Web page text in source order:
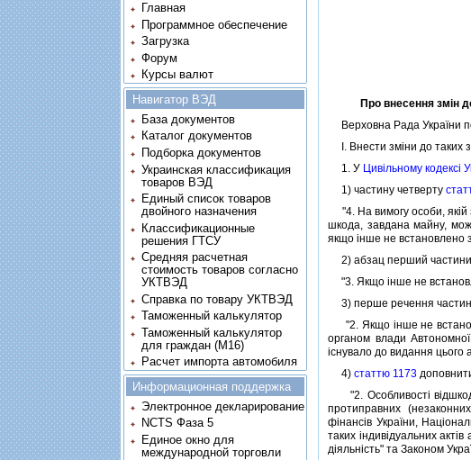
Про внесення змiн
Верховна Рада України
I. Внести змiни до таких
1. У Цивiльному кодексi
1) частину четверту
"4. На вимогу особи, якiй
шкода, завдана майну,
якщо iнше не встановлено
2) абзац перший частини
"3. Якщо iнше не
3) перше речення
"2. Якщо iнше не
органом влади
iснувало до видання цього
4)статтю 1173
"2. Особливостi
протиправних
фiнансiв України,
таких iндивiдуальних
дiяльнiсть" та Законом
Главная
Программное обеспечение
Загрузка
Форум
Курсы валют
Навигатор ВЭД
База документов
Каталог документов
Подборка документов
Украинская классификация
товаров ВЭД
Единый список товаров
двойного назначения
Классификационные
решения ГТСУ
Средняя расчетная
стоимость товаров согласно
УКТВЭД
Справка по товару УКТВЭД
Таможенный калькулятор
Таможенный калькулятор
для граждан (M16)
Расчет импорта автомобиля
Информационная поддержка
Электронное декларирование
NCTS Фаза 5
Единое окно для
международной торговли